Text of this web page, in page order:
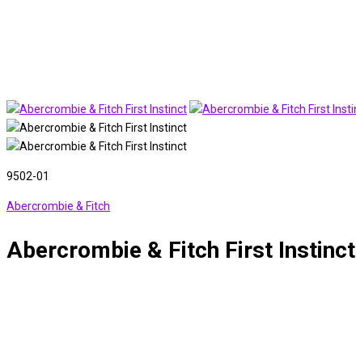
9502-01
Abercrombie & Fitch
Abercrombie & Fitch First Instinct